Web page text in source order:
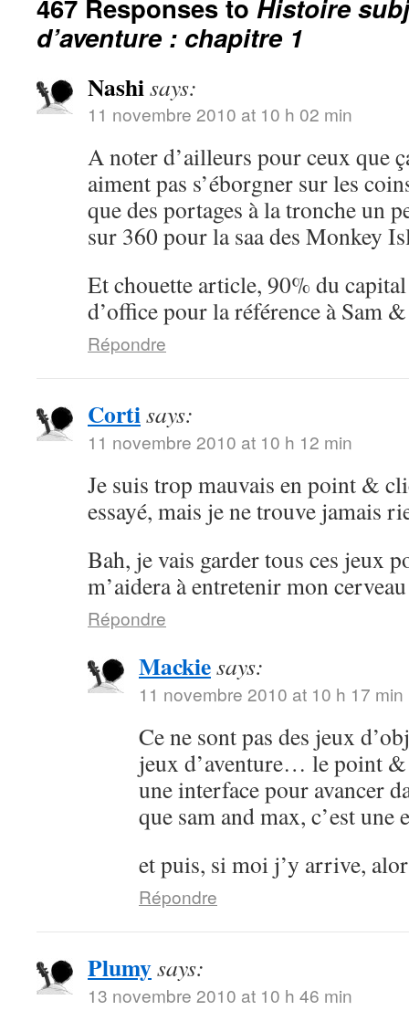
467 Responses to Histoire
d’aventure : chapitre 1
Nashisays:
11 novembre 2010 at 10 h 02 min
A noter d’ailleurs pour ceux que
aiment pas s’éborgner sur les
que des portages à la tronche un
sur 360 pour la saa des Monkey
Et chouette article, 90% du
d’office pour la référence à Sam
Répondre
Cortisays:
11 novembre 2010 at 10 h 12 min
Je suis trop mauvais en point &
essayé, mais je ne trouve jamais
Bah, je vais garder tous ces jeux
m’aidera à entretenir mon
Répondre
Mackiesays:
11 novembre 2010 at 10 h 17 min
Ce ne sont pas des jeux
jeux d’aventure… le point
une interface pour avancer
que sam and max, c’est
et puis, si moi j’y arrive,
Répondre
Plumysays:
13 novembre 2010 at 10 h 46 min